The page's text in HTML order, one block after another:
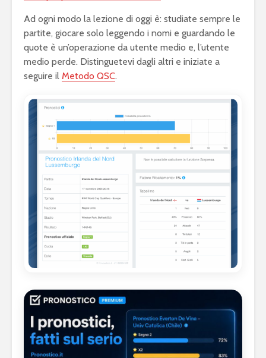
Ad ogni modo la lezione di oggi è: studiate sempre le
partite, giocare solo leggendo i nomi e guardando le
quote è un’operazione da utente medio e, l’utente
medio perde. Distinguetevi dagli altri e iniziate a
seguire il Metodo QSC.